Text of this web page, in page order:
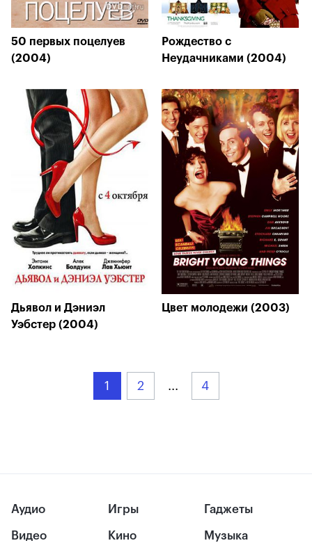
50 первых поцелуев
(2004)
Рождество с
Неудачниками (2004)
Дьявол и Дэниэл
Уэбстер (2004)
Цвет молодежи (2003)
1 2 ... 4
Аудио
Видео
Игры
Кино
Гаджеты
Музыка